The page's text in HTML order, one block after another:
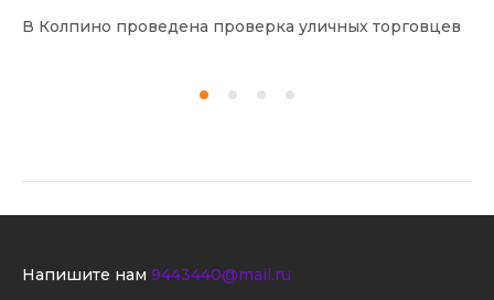
В Колпино проведена проверка уличных торговцев
Напишите нам 9443440@mail.ru